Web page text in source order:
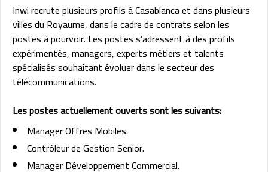
Inwi recrute plusieurs profils à Casablanca et dans plusieurs
villes du Royaume, dans le cadre de contrats selon les
postes à pourvoir. Les postes s’adressent à des profils
expérimentés, managers, experts métiers et talents
spécialisés souhaitant évoluer dans le secteur des
télécommunications.
Les postes actuellement ouverts sont les suivants:
Manager Offres Mobiles.
Contrôleur de Gestion Senior.
Manager Développement Commercial.